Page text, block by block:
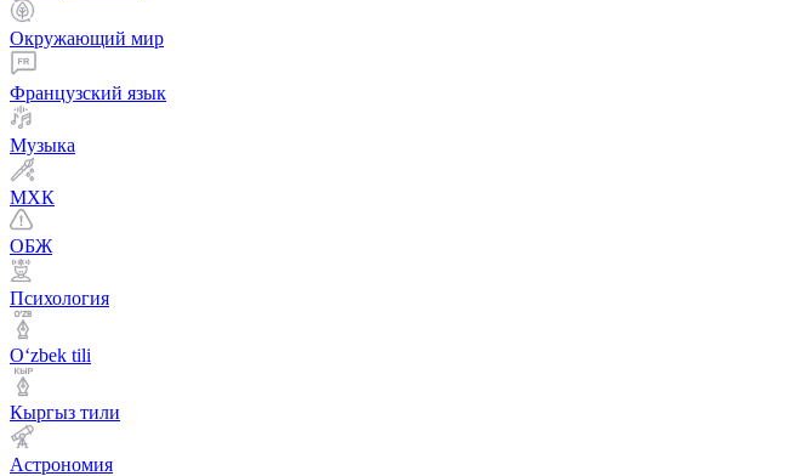
Окружающий мир
Французский язык
Музыка
МХК
ОБЖ
Психология
Оʻzbek tili
Кыргыз тили
Астрономия